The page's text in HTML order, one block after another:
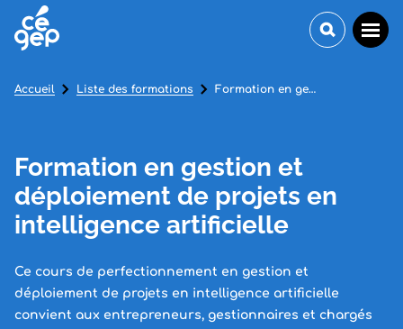
Formation en gestion et
déploiement de projets en
intelligence artificielle
Ce cours de perfectionnement en gestion et
déploiement de projets en intelligence artificielle
convient aux entrepreneurs, gestionnaires et chargés
Accueil Liste des formations Formation en gestion et déploiement de projets en intelligence artificielle